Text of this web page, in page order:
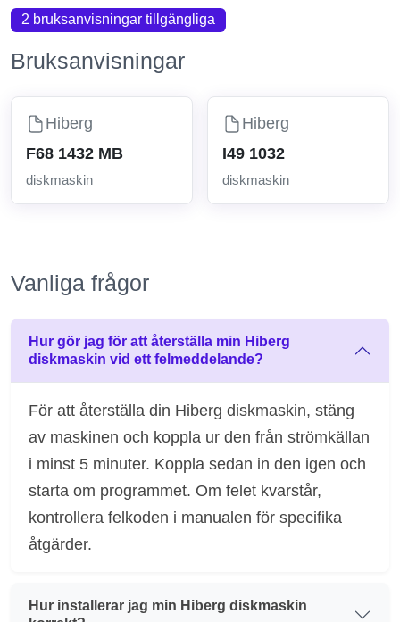
diskmaskin, inklusive den populära modellen I49
1032. Denna manual hjälper dig att snabbt lösa
problem, förstå funktioner och optimera
maskinens prestanda.
2 bruksanvisningar tillgängliga
Bruksanvisningar
Hiberg
F68 1432 MB
diskmaskin
Hiberg
I49 1032
diskmaskin
Vanliga frågor
Hur gör jag för att återställa min Hiberg
diskmaskin vid ett felmeddelande?
För att återställa din Hiberg diskmaskin, stäng
av maskinen och koppla ur den från strömkällan
i minst 5 minuter. Koppla sedan in den igen och
starta om programmet. Om felet kvarstår,
kontrollera felkoden i manualen för specifika
åtgärder.
Hur installerar jag min Hiberg diskmaskin